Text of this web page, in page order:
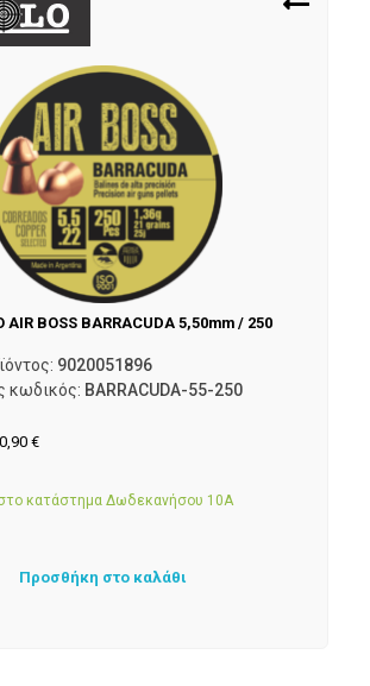
BOSS BARRACUDA 5,50mm / 250
9020051896
κωδικός: BARRACUDA-55-250
€
στο κατάστημα Δωδεκανήσου 10Α
Προσθήκη στο καλάθι